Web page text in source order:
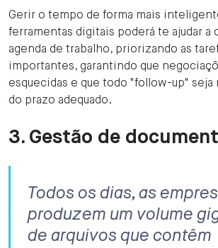
Gerir o tempo de forma mais
ferramentas digitais poderá te ajudar a
agenda de trabalho, priorizando as
importantes, garantindo que
esquecidas e que todo "follow-up" seja
do prazo adequado.
3. Gestão de
Todos os dias, as
produzem um volume
de arquivos que contêm